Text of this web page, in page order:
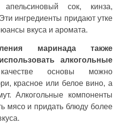
апельсиновый сок, кинза,
ингредиенты придают утке
вкуса и аромата.
маринада также
алкогольные
основы можно
красное или белое вино, а
Алкогольные компоненты
мясо и придать блюду более